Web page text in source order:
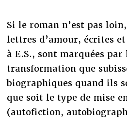
Si le roman n’est pas loin,
lettres d’amour, écrites et
à E.S., sont marquées par
transformation que
biographiques quand ils
que soit le type de mise
(autofiction,